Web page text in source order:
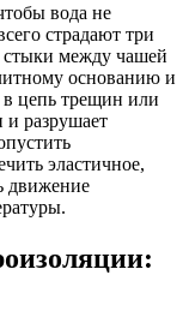
вода не
страдают три
стыки между чашей
основанию и
в цепь трещин или
и разрушает
эластичное,
движение